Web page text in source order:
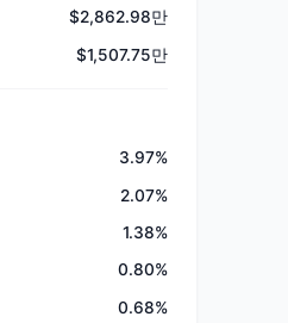
$2,862.98만
$1,507.75만
3.97%
2.07%
1.38%
0.80%
0.68%